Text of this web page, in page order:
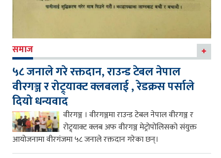
समाज
५८ जनाले गरे रक्तदान, राउन्ड टेबल नेपाल
वीरगञ्ज र रोट्र्याक्ट क्लबलाई , रेडक्रस पर्साले
दियो धन्यवाद
वीरगञ्ज । वीरगञ्जमा राउन्ड टेबल नेपाल वीरगञ्ज र
रोट्र्याक्ट क्लब अफ वीरगञ्ज मेट्रोपोलिसको संयुक्त
आयोजनामा वीरगंजमा ५८ जनाले रक्तदान गरेका छन्।